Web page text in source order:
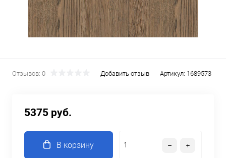
Отзывов: 0 Добавить отзыв Артикул: 1689573
5375 руб.
В корзину